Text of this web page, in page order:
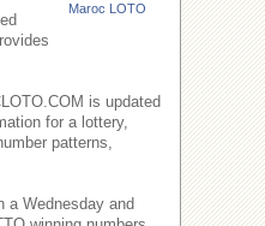
Maroc LOTO
is updated
for a lottery,
patterns,
a Wednesday and